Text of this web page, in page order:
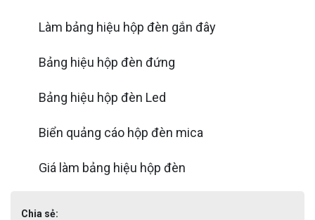
Làm bảng hiệu hộp đèn gắn đây
Bảng hiệu hộp đèn đứng
Bảng hiệu hộp đèn Led
Biển quảng cáo hộp đèn mica
Giá làm bảng hiệu hộp đèn
Chia sẻ: